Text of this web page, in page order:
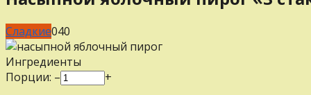
Сладкие040
Ингредиенты
Порции: –
+